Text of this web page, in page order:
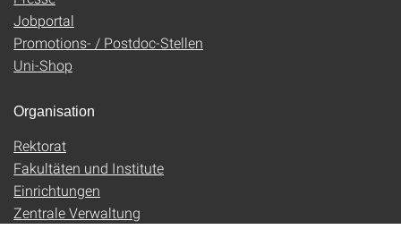
Jobportal
Promotions- / Postdoc-Stellen
Uni-Shop
Organisation
Rektorat
Fakultäten und Institute
Einrichtungen
Zentrale Verwaltung